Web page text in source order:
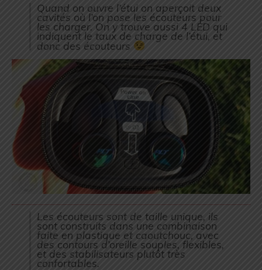
Quand on ouvre l’étui on aperçoit deux
cavités où l’on pose les écouteurs pour
les charger. On y trouve aussi 4 LED qui
indiquent le taux de charge de l’étui, et
donc des écouteurs
Les écouteurs sont de taille unique, ils
sont construits dans une combinaison
faite en plastique et caoutchouc, avec
des contours d’oreille souples, flexibles,
et des stabilisateurs plutôt très
confortables.